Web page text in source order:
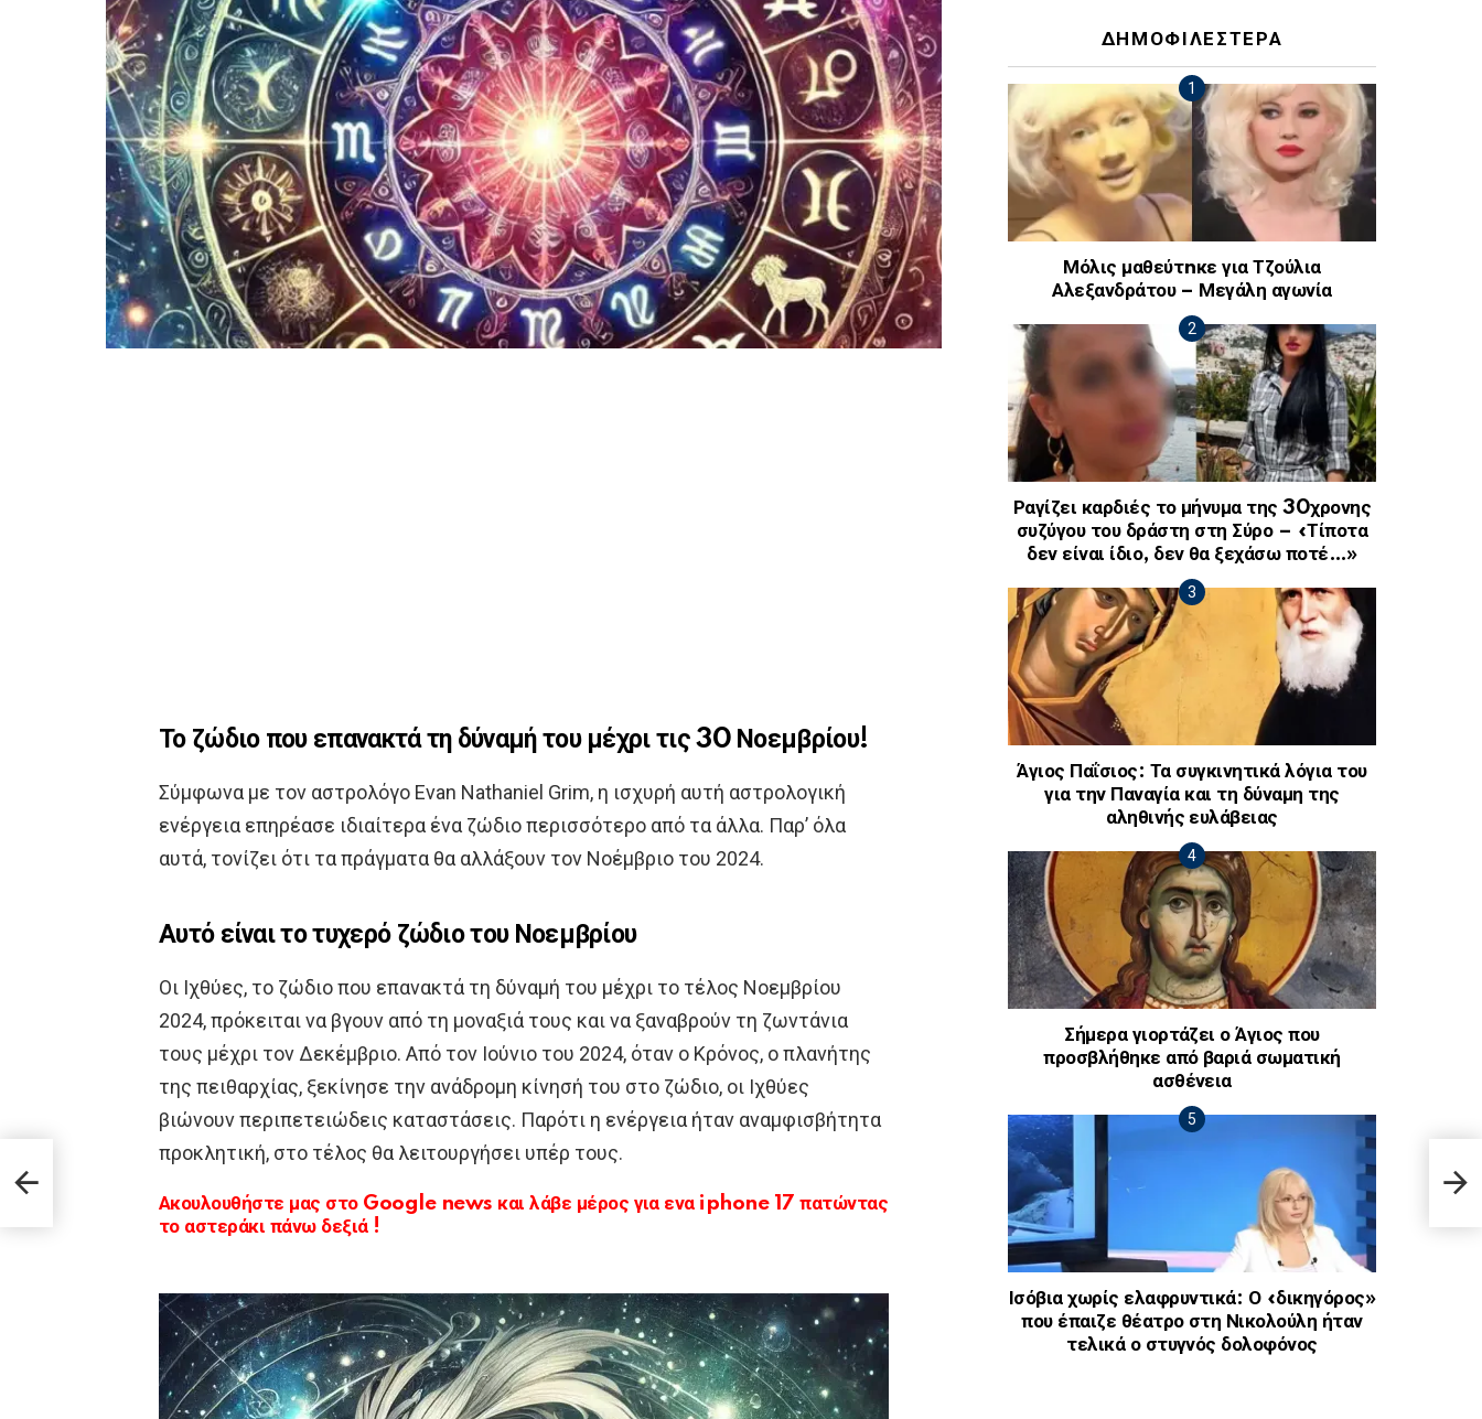
Το ζώδιο που επανακτά τη δύναμή του μέχρι τις 30 Νοεμβρίου!
Σύμφωνα με τον αστρολόγο Evan Nathaniel Grim, η ισχυρή αυτή αστρολογική
ενέργεια επηρέασε ιδιαίτερα ένα ζώδιο περισσότερο από τα άλλα. Παρ’ όλα
αυτά, τονίζει ότι τα πράγματα θα αλλάξουν τον Νοέμβριο του 2024.
Αυτό είναι το τυχερό ζώδιο του Νοεμβρίου
Οι Ιχθύες, το ζώδιο που επανακτά τη δύναμή του μέχρι το τέλος Νοεμβρίου
2024, πρόκειται να βγουν από τη μοναξιά τους και να ξαναβρούν τη ζωντάνια
τους μέχρι τον Δεκέμβριο. Από τον Ιούνιο του 2024, όταν ο Κρόνος, ο πλανήτης
της πειθαρχίας, ξεκίνησε την ανάδρομη κίνησή του στο ζώδιο, οι Ιχθύες
βιώνουν περιπετειώδεις καταστάσεις. Παρότι η ενέργεια ήταν αναμφισβήτητα
προκλητική, στο τέλος θα λειτουργήσει υπέρ τους.
Ακουλουθήστε μας στο Google news και λάβε μέρος για ενα iphone 17 πατώντας
το αστεράκι πάνω δεξιά !
να
ΔΗΜΟΦΙΛΕΣΤΕΡΑ
Μόλις μαθεύτnκε για Τζούλια
Αλεξανδράτου – Μεγάλη αγωνία
Ραγίζει καρδιές το μήνυμα της 30χρονης
συζύγου του δράστη στη Σύρο – «Τίποτα
δεν είναι ίδιο, δεν θα ξεχάσω ποτέ…»
Άγιος Παΐσιος: Τα συγκινητικά λόγια του
για την Παναγία και τη δύναμη της
αληθινής ευλάβειας
Σήμερα γιορτάζει ο Άγιος που
προσβλήθηκε από βαριά σωματική
ασθένεια
Ισόβια χωρίς ελαφρυντικά: Ο «δικηγόρος»
που έπαιζε θέατρο στη Νικολούλη ήταν
τελικά ο στυγνός δολοφόνος